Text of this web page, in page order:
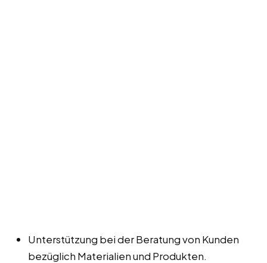
Unterstützung bei der Beratung von Kunden
bezüglich Materialien und Produkten.